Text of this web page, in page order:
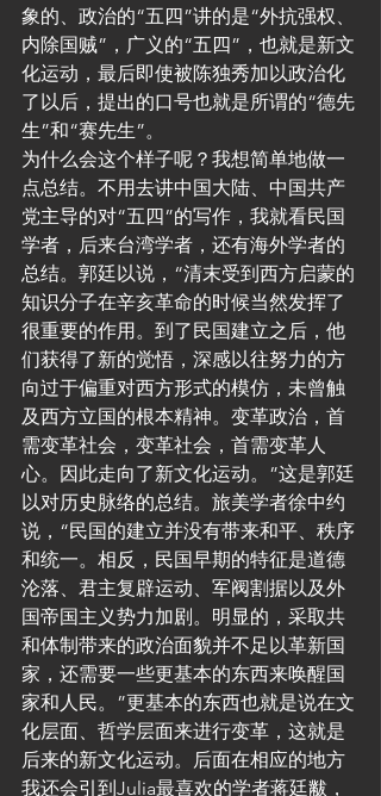
象的、政治的“五四”讲的是“外抗强权、
内除国贼”，广义的“五四”，也就是新文
化运动，最后即使被陈独秀加以政治化
了以后，提出的口号也就是所谓的“德先
生”和“赛先生”。
为什么会这个样子呢？我想简单地做一
点总结。不用去讲中国大陆、中国共产
党主导的对“五四”的写作，我就看民国
学者，后来台湾学者，还有海外学者的
总结。郭廷以说，“清末受到西方启蒙的
知识分子在辛亥革命的时候当然发挥了
很重要的作用。到了民国建立之后，他
们获得了新的觉悟，深感以往努力的方
向过于偏重对西方形式的模仿，未曾触
及西方立国的根本精神。变革政治，首
需变革社会，变革社会，首需变革人
心。因此走向了新文化运动。”这是郭廷
以对历史脉络的总结。旅美学者徐中约
说，“民国的建立并没有带来和平、秩序
和统一。相反，民国早期的特征是道德
沦落、君主复辟运动、军阀割据以及外
国帝国主义势力加剧。明显的，采取共
和体制带来的政治面貌并不足以革新国
家，还需要一些更基本的东西来唤醒国
家和人民。”更基本的东西也就是说在文
化层面、哲学层面来进行变革，这就是
后来的新文化运动。后面在相应的地方
我还会引到Julia最喜欢的学者蒋廷黻，